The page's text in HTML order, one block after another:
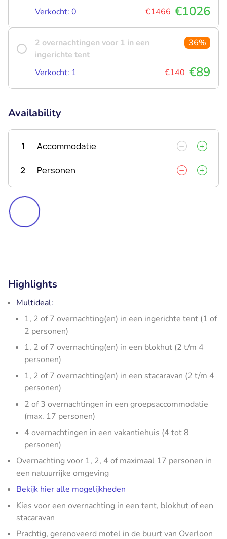
Verkocht: 0 €1466 €1026
2 overnachtingen voor 1 in een
ingerichte tent
36%
Verkocht: 1 €140 €89
Availability
1 Accommodatie
2 Personen
Highlights
Multideal:
1, 2 of 7 overnachting(en) in een ingerichte tent (1 of
2 personen)
1, 2 of 7 overnachting(en) in een blokhut (2 t/m 4
personen)
1, 2 of 7 overnachting(en) in een stacaravan (2 t/m 4
personen)
2 of 3 overnachtingen in een groepsaccommodatie
(max. 17 personen)
4 overnachtingen in een vakantiehuis (4 tot 8
personen)
Overnachting voor 1, 2, 4 of maximaal 17 personen in
een natuurrijke omgeving
Bekijk hier alle mogelijkheden
Kies voor een overnachting in een tent, blokhut of een
stacaravan
Prachtig, gerenoveerd motel in de buurt van Overloon